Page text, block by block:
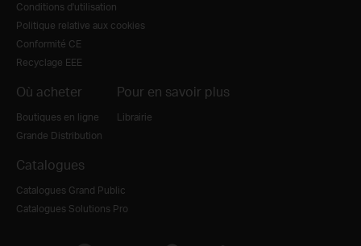
Conditions d'utilisation
Politique relative aux cookies
Conformité CE
Recyclage EEE
Où acheter
Boutiques en ligne
Grande Distribution
Pour en savoir plus
Librairie
Catalogues
Catalogues Grand Public
Catalogues Solutions Pro